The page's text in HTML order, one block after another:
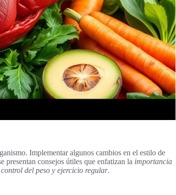
Implementar algunos cambios en el estilo de
presentan consejos útiles que enfatizan la importancia
control del peso y ejercicio regular.